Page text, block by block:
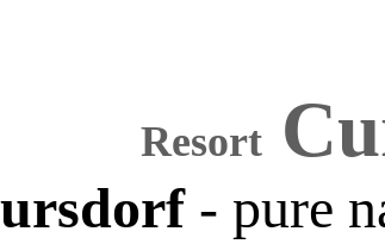
Resort
- pure